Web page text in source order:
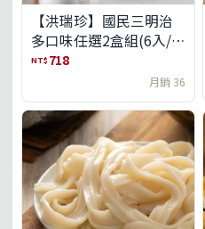
【洪瑞珍】國民三明治
多口味任選2盒組(6入/
盒)(免運)
NT$ 718
月銷 36